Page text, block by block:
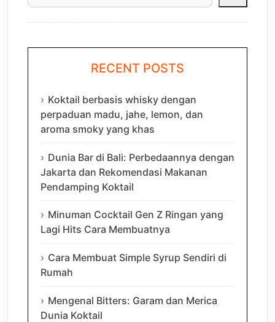
RECENT POSTS
Koktail berbasis whisky dengan
perpaduan madu, jahe, lemon, dan
aroma smoky yang khas
Dunia Bar di Bali: Perbedaannya dengan
Jakarta dan Rekomendasi Makanan
Pendamping Koktail
Minuman Cocktail Gen Z Ringan yang
Lagi Hits Cara Membuatnya
Cara Membuat Simple Syrup Sendiri di
Rumah
Mengenal Bitters: Garam dan Merica
Dunia Koktail